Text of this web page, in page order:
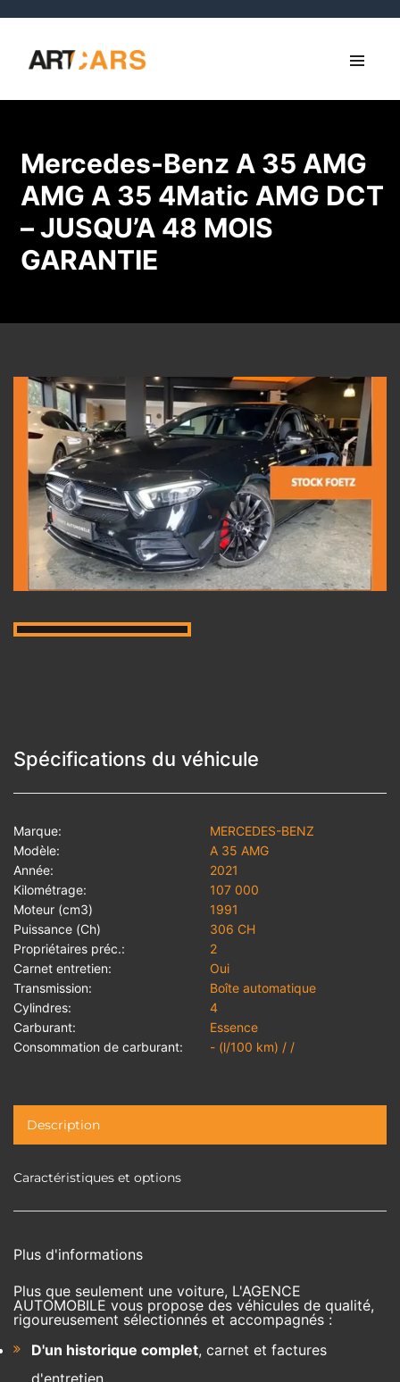
Mercedes-Benz A 35 AMG
AMG A 35 4Matic AMG DCT
– JUSQU’A 48 MOIS
GARANTIE
Spécifications du véhicule
Marque:
MERCEDES-BENZ
Modèle:
A 35 AMG
Année:
2021
Kilométrage:
107 000
Moteur (cm3)
1991
Puissance (Ch)
306 CH
Propriétaires préc.:
2
Carnet entretien:
Oui
Transmission:
Boîte automatique
Cylindres:
4
Carburant:
Essence
Consommation de carburant:
- (l/100 km) / /
Description
Caractéristiques et options
Plus d'informations
Plus que seulement une voiture, L'AGENCE
AUTOMOBILE vous propose des véhicules de qualité,
rigoureusement sélectionnés et accompagnés :
D'un historique complet, carnet et factures
d'entretien